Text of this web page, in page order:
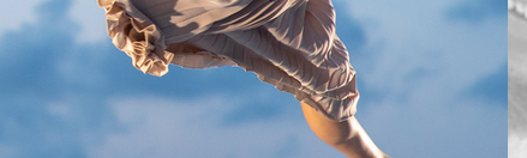
Play Video